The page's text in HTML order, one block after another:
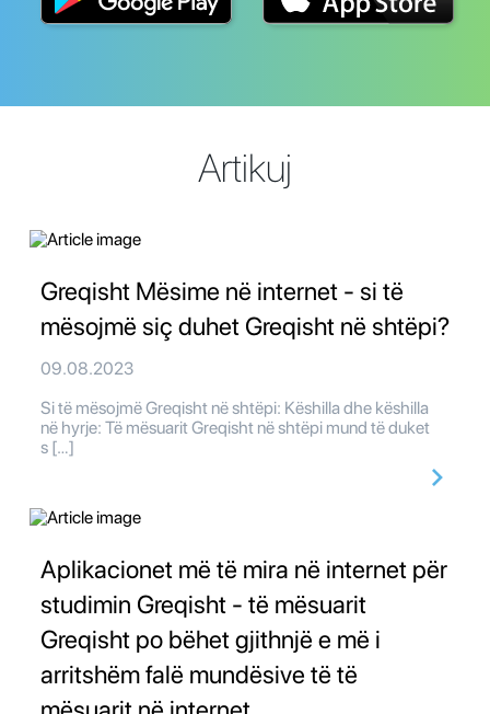
Artikuj
Greqisht Mësime në internet - si të
mësojmë siç duhet Greqisht në shtëpi?
09.08.2023
Si të mësojmë Greqisht në shtëpi: Këshilla dhe këshilla
në hyrje: Të mësuarit Greqisht në shtëpi mund të duket
s […]
Aplikacionet më të mira në internet për
studimin Greqisht - të mësuarit
Greqisht po bëhet gjithnjë e më i
arritshëm falë mundësive të të